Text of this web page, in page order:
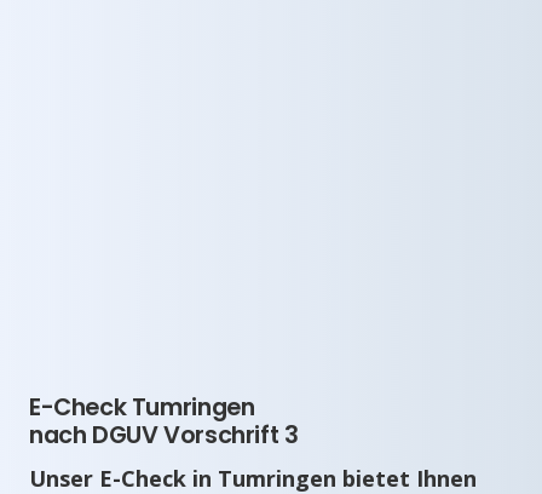
E-Check Tumringen
nach DGUV Vorschrift 3
Unser E-Check in Tumringen bietet Ihnen